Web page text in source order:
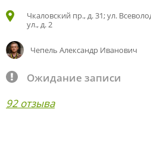
Чкаловский пр., д. 31; ул.
ул., д. 2
Чепель Александр Иванович
Ожидание записи
92 отзыва